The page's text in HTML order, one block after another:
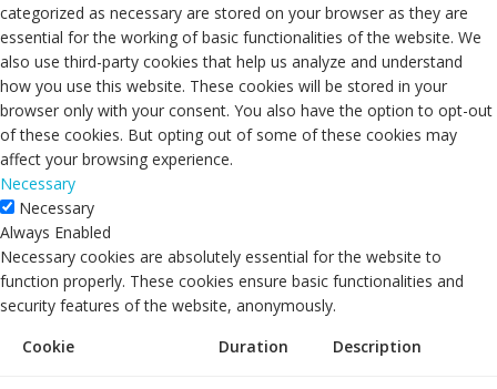
categorized as necessary are stored on your browser as they are
essential for the working of basic functionalities of the website. We
also use third-party cookies that help us analyze and understand
how you use this website. These cookies will be stored in your
browser only with your consent. You also have the option to opt-out
of these cookies. But opting out of some of these cookies may
affect your browsing experience.
Necessary
Necessary
Always Enabled
Necessary cookies are absolutely essential for the website to
function properly. These cookies ensure basic functionalities and
security features of the website, anonymously.
Cookie
Duration Description